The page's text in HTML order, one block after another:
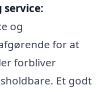
service:
og
for at
forbliver
Et godt